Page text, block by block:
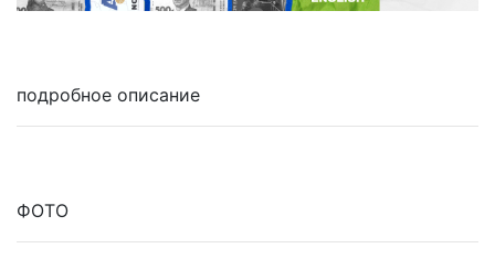
подробное описание
ФОТО